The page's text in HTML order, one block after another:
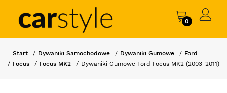
0
Start Dywaniki Samochodowe Dywaniki Gumowe
Ford
Focus
Focus MK2 Dywaniki Gumowe Ford Focus MK2 (2003-2011)